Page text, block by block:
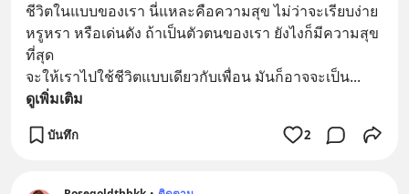
ชีวิตในแบบของเรา นี่แหละคือความสุข ไม่ว่าจะเรียบง่าย
หรูหรา หรือเด่นดัง ถ้าเป็นตัวตนของเรา ยังไงก็มีความสุข
ที่สุด
จะให้เราไปใช้ชีวิตแบบเดียวกับเพื่อน มันก็อาจจะเป็น...
ดูเพิ่มเติม
บันทึก 2